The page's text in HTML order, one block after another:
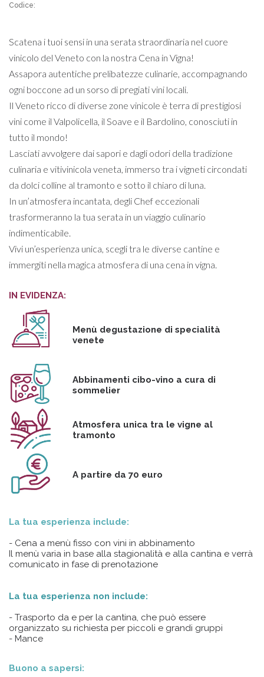
Codice:
Scatena i tuoi sensi in una serata straordinaria nel cuore
vinicolo del Veneto con la nostra Cena in Vigna!
Assapora autentiche prelibatezze culinarie, accompagnando
ogni boccone ad un sorso di pregiati vini locali.
Il Veneto ricco di diverse zone vinicole è terra di prestigiosi
vini come il Valpolicella, il Soave e il Bardolino, conosciuti in
tutto il mondo!
Lasciati avvolgere dai sapori e dagli odori della tradizione
culinaria e vitivinicola veneta, immerso tra i vigneti circondati
da dolci colline al tramonto e sotto il chiaro di luna.
In un’atmosfera incantata, degli Chef eccezionali
trasformeranno la tua serata in un viaggio culinario
indimenticabile.
Vivi un’esperienza unica, scegli tra le diverse cantine e
immergiti nella magica atmosfera di una cena in vigna.
IN EVIDENZA:
Menù degustazione di specialità
venete
Abbinamenti cibo-vino a cura di
sommelier
Atmosfera unica tra le vigne al
tramonto
A partire da 70 euro
La tua esperienza include:
- Cena a menù fisso con vini in abbinamento
Il menù varia in base alla stagionalità e alla cantina e verrà
comunicato in fase di prenotazione
La tua esperienza non include:
- Trasporto da e per la cantina, che può essere
organizzato su richiesta per piccoli e grandi gruppi
- Mance
Buono a sapersi: